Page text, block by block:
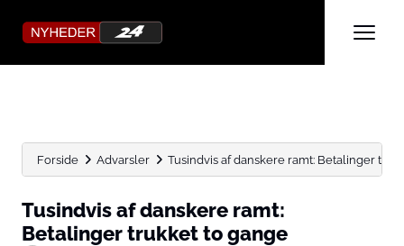
Forside Advarsler Tusindvis af danskere ramt: Betalinger
Tusindvis af danskere ramt:
Betalinger trukket to gange